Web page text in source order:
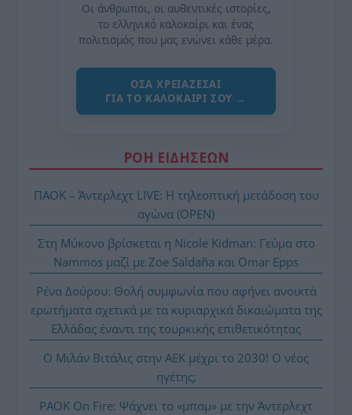
Οι άνθρωποι, οι αυθεντικές ιστορίες,
το ελληνικό καλοκαίρι και ένας
πολιτισμός που μας ενώνει κάθε μέρα.
ΌΣΑ ΧΡΕΙΆΖΕΣΑΙ
ΓΙΑ ΤΟ ΚΑΛΟΚΑΊΡΙ ΣΟΥ →
ΡΟΗ ΕΙΔΗΣΕΩΝ
ΠΑΟΚ – Άντερλεχτ LIVE: Η τηλεοπτική μετάδοση του
αγώνα (OPEN)
Στη Μύκονο βρίσκεται η Nicole Kidman: Γεύμα στο
Nammos μαζί με Zoe Saldaña και Omar Epps
Ρένα Δούρου: Θολή συμφωνία που αφήνει ανοικτά
ερωτήματα σχετικά με τα κυριαρχικά δικαιώματα της
Ελλάδας έναντι της τουρκικής επιθετικότητας
Ο Μιλάν Βιτάλις στην ΑΕΚ μέχρι το 2030! Ο νέος
ηγέτης;
PAOK On Fire: Ψάχνει το «μπαμ» με την Άντερλεχτ